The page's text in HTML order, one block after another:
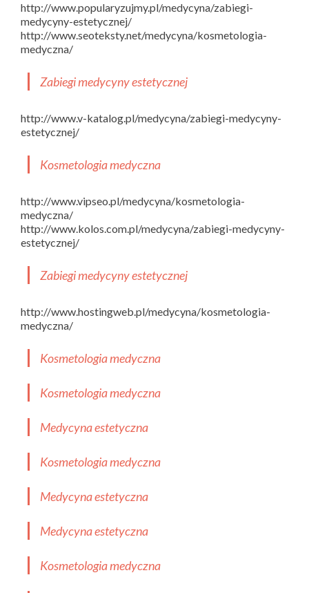
http://www.popularyzujmy.pl/medycyna/zabiegi-
medycyny-estetycznej/
http://www.seoteksty.net/medycyna/kosmetologia-
medyczna/
Zabiegi medycyny estetycznej
http://www.v-katalog.pl/medycyna/zabiegi-medycyny-
estetycznej/
Kosmetologia medyczna
http://www.vipseo.pl/medycyna/kosmetologia-
medyczna/
http://www.kolos.com.pl/medycyna/zabiegi-medycyny-
estetycznej/
Zabiegi medycyny estetycznej
http://www.hostingweb.pl/medycyna/kosmetologia-
medyczna/
Kosmetologia medyczna
Kosmetologia medyczna
Medycyna estetyczna
Kosmetologia medyczna
Medycyna estetyczna
Medycyna estetyczna
Kosmetologia medyczna